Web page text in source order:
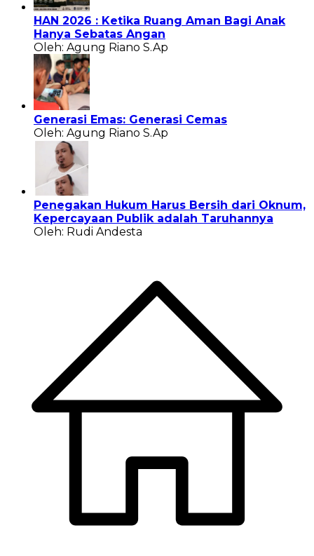
HAN 2026 : Ketika Ruang Aman Bagi Anak
Hanya Sebatas Angan
Oleh: Agung Riano S.Ap
Generasi Emas: Generasi Cemas
Oleh: Agung Riano S.Ap
Penegakan Hukum Harus Bersih dari Oknum,
Kepercayaan Publik adalah Taruhannya
Oleh: Rudi Andesta